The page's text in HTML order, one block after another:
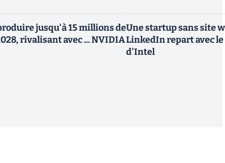
jusqu'à 15 millions de
rivalisant avec ... NVIDIA
Une startup sans site
LinkedIn repart avec le
d'Intel